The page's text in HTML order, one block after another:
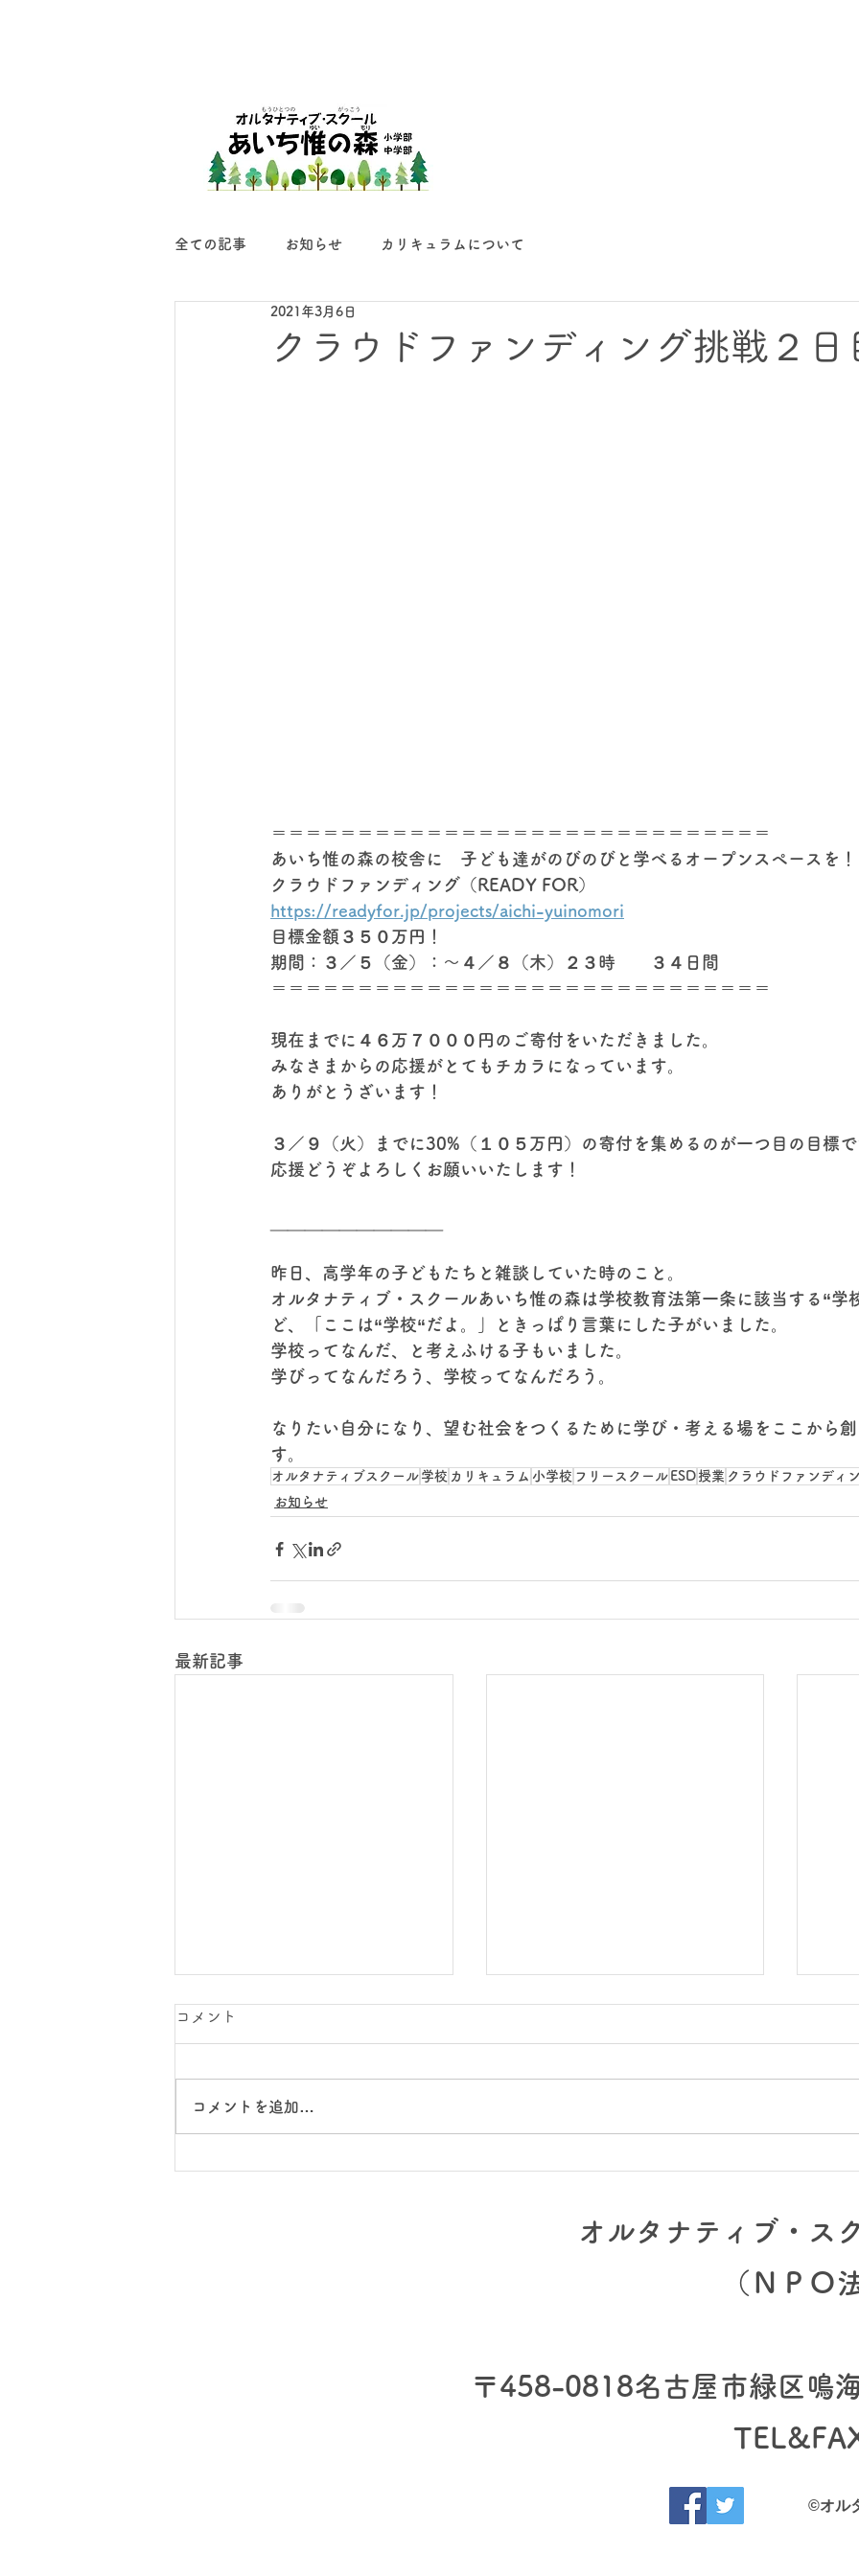
全ての記事 お知らせ カリキュラムについて
クラウドファンディング挑戦２日
2021年3月6日
＝＝＝＝＝＝＝＝＝＝＝＝＝＝＝＝＝＝＝＝＝＝＝＝＝＝＝＝＝
あいち惟の森の校舎に　子ども達がのびのびと学べるオープンスペース
クラウドファンディング（READY FOR）
https://readyfor.jp/projects/aichi-yuinomori
目標金額３５０万円！
期間：３／５（金）：～４／８（木）２３時　　３４日間
＝＝＝＝＝＝＝＝＝＝＝＝＝＝＝＝＝＝＝＝＝＝＝＝＝＝＝＝＝
現在までに４６万７０００円のご寄付をいただきました。
みなさまからの応援がとてもチカラになっています。
ありがとうざいます！
３／９（火）までに30%（１０５万円）の寄付を集めるのが一つ目の目標
応援どうぞよろしくお願いいたします！
昨日、高学年の子どもたちと雑談していた時のこと。
オルタナティブ・スクールあいち惟の森は学校教育法第一条に該当する“学
ど、「ここは“学校“だよ。」ときっぱり言葉にした子がいました。
学校ってなんだ、と考えふける子もいました。
学びってなんだろう、学校ってなんだろう。
なりたい自分になり、望む社会をつくるために学び・考える場をここから
す。
オルタナティブスクール 学校 カリキュラム 小学校 フリースクール ESD授業 クラウドファンディ
お知らせ
最新記事
小学部生徒募集（2021年度
【こ
コメント
コメントを追加…
オルタナティブ・ス
（​ＮＰＯ
〒458-0818名古屋市緑区鳴
©オル